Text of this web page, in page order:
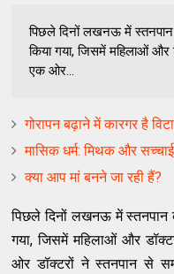
पिछले दिनों लखनऊ में
किया गया, जिसमें महिलाओं और
एक ओर...
गोरापन बढ़ाने में कारगर है
मासिक धर्म: मिथक और
क्‍या आप मां बनने जा रही हैं?
पिछले दिनों लखनऊ में स्तनपान
गया, जिसमें महिलाओं और
ओर डॉक्टरों ने स्तनपान से